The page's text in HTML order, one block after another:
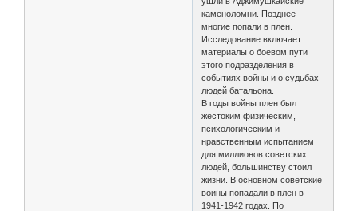
каменоломни. Позднее
многие попали в плен.
Исследование включает
материалы о боевом пути
этого подразделения в
событиях войны и о судьбах
людей батальона.
В годы войны плен был
жестоким физическим,
психологическим и
нравственным испытанием
для миллионов советских
людей, большинству стоил
жизни. В основном советские
воины попадали в плен в
1941-1942 годах. По